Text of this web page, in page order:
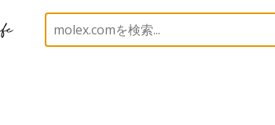
Connectors Rectangular, Plastic, 2